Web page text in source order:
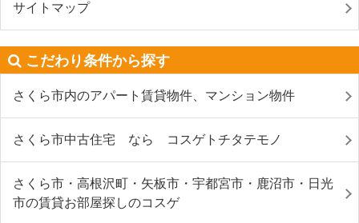
サイトマップ
こだわり条件から探す
さくら市内のアパート賃貸物件、マンション物件
さくら市中古住宅 なら コスゲトチタテモノ
さくら市・高根沢町・矢板市・宇都宮市・鹿沼市・日光
市の賃貸お部屋探しのコスゲ